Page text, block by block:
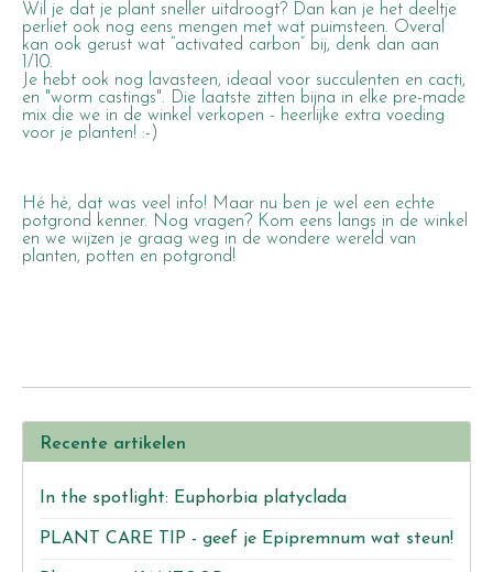
Wil je dat je plant sneller uitdroogt? Dan kan je het deeltje
perliet ook nog eens mengen met wat puimsteen. Overal
kan ook gerust wat “activated carbon” bij, denk dan aan
1/10.
Je hebt ook nog lavasteen, ideaal voor succulenten en cacti,
en "worm castings". Die laatste zitten bijna in elke pre-made
mix die we in de winkel verkopen - heerlijke extra voeding
voor je planten! :-)
Hé hé, dat was veel info! Maar nu ben je wel een echte
potgrond kenner. Nog vragen? Kom eens langs in de winkel
en we wijzen je graag weg in de wondere wereld van
planten, potten en potgrond!
Recente artikelen
In the spotlight: Euphorbia platyclada
PLANT CARE TIP - geef je Epipremnum wat steun!